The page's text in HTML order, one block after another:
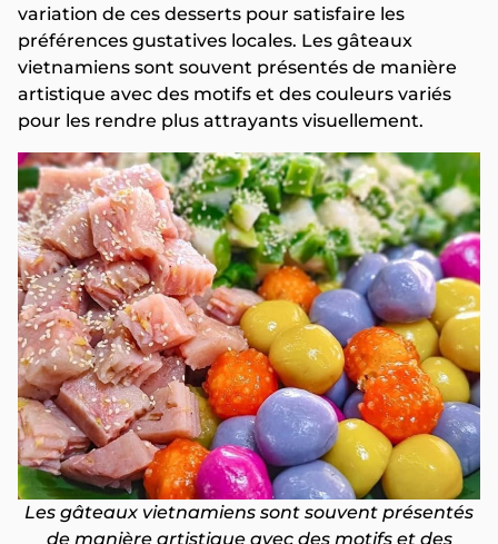
variation de ces desserts pour satisfaire les
préférences gustatives locales. Les gâteaux
vietnamiens sont souvent présentés de manière
artistique avec des motifs et des couleurs variés
pour les rendre plus attrayants visuellement.
Les gâteaux vietnamiens sont souvent présentés
de manière artistique avec des motifs et des